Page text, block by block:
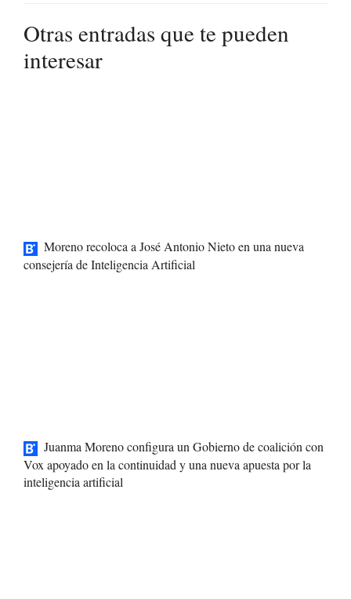
Otras entradas que te pueden
interesar
Moreno recoloca a José Antonio Nieto en una nueva
consejería de Inteligencia Artificial
Juanma Moreno configura un Gobierno de coalición con
Vox apoyado en la continuidad y una nueva apuesta por la
inteligencia artificial